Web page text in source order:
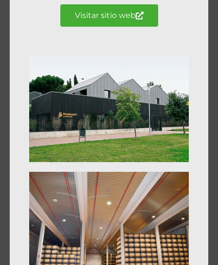
Visitar sitio web